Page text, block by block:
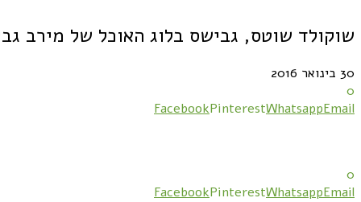
שוקולד שוטס, גבישס בלוג האוכל של מירב
30 בינואר 2016
0
FacebookPinterestWhatsappEmail
0
FacebookPinterestWhatsappEmail